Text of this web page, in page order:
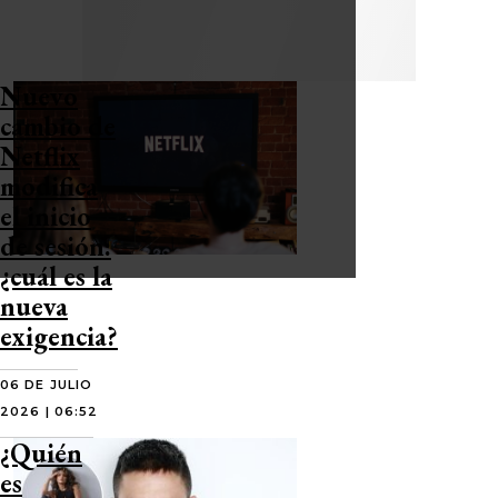
Nuevo
cambio de
Netflix
modifica
el inicio
de sesión:
¿cuál es la
nueva
exigencia?
06 DE JULIO
2026 | 06:52
¿Quién
es